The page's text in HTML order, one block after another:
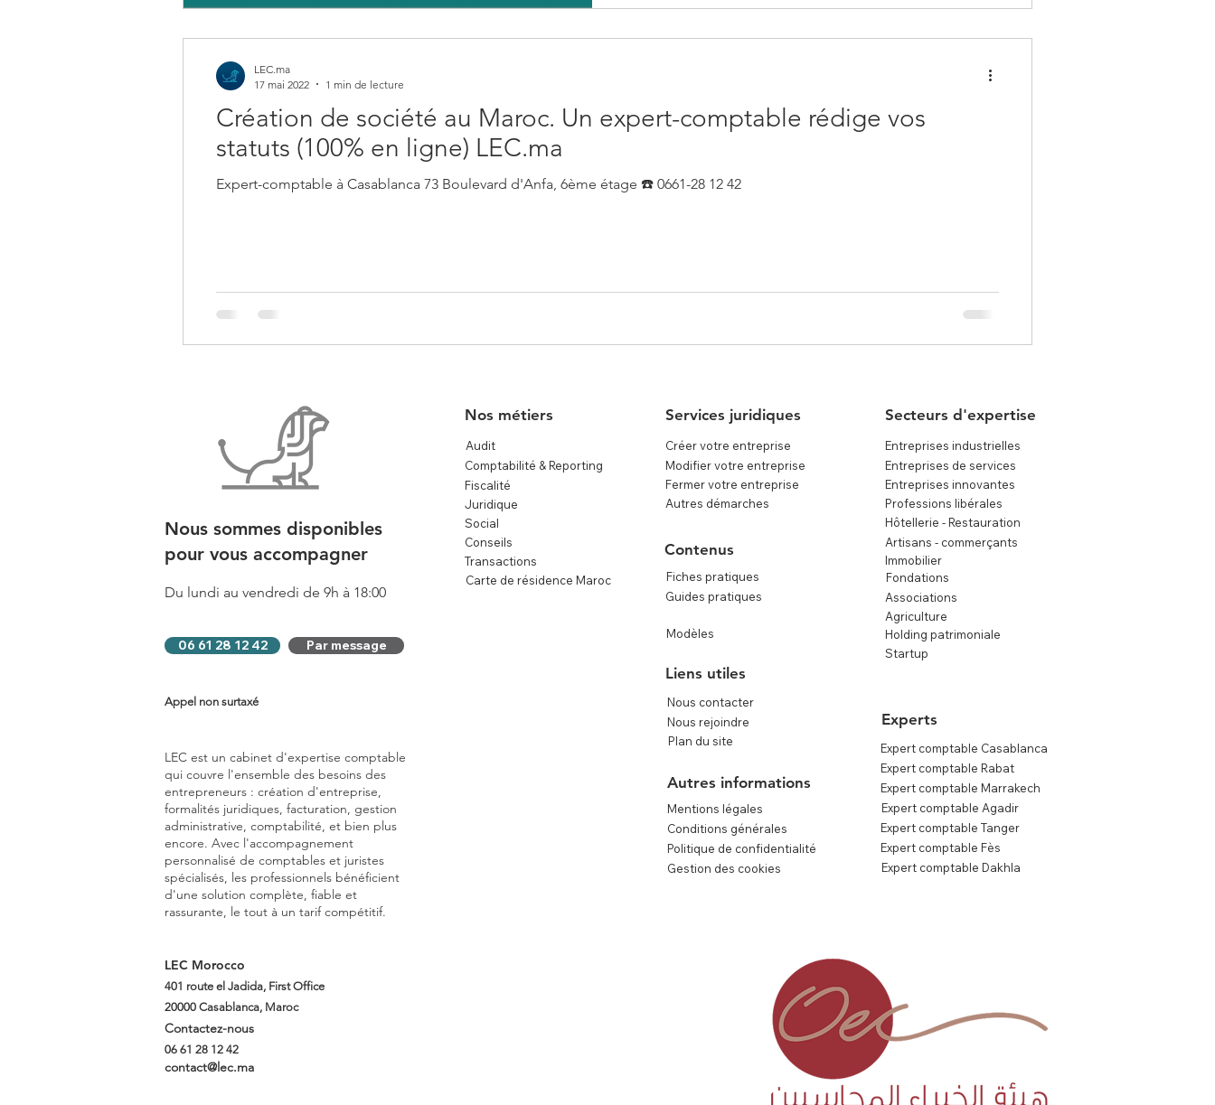
Création de société au Maroc. Un expert-comptable rédige vos
statuts (100% en ligne) LEC.ma
Expert-comptable à Casablanca 73 Boulevard d'Anfa, 6ème étage ☎️ 0661-28 12 42
LEC.ma
17 mai 2022
1 min de lecture
Nous sommes disponibles
pour vous accompagner
Du lundi au vendredi de 9h à 18:00
06 61 28 12 42 Par message
Appel non surtaxé
LEC est un cabinet d'expertise comptable
qui couvre l'ensemble des besoins des
entrepreneurs : création d'entreprise,
formalités juridiques, facturation, gestion
administrative, comptabilité, et bien plus
encore. Avec l'accompagnement
personnalisé de comptables et juristes
spécialisés, les professionnels bénéficient
d'une solution complète, fiable et
rassurante, le tout à un tarif compétitif.
Nos métiers
Audit
Comptabilité & Reporting
Fiscalité
Juridique
Social
Conseils
Transactions
Carte de résidence Maroc
Services juridiques
Créer votre entreprise
Modifier votre entreprise
Fermer votre entreprise
Autres démarches
Contenus
Fiches pratiques
Guides pratiques
Modèles
Liens utiles
Nous contacter
Nous rejoindre
Plan du site
Autres informations
Mentions légales
Conditions générales
Politique de confidentialité
Gestion des cookies
Secteurs d'expertise
Entreprises industrielles
Entreprises de services
Entreprises innovantes
Professions libérales
Hôtellerie - Restauration
Artisans - commerçants
Immobilier
Fondations
Associations
Agriculture
Holding patrimoniale
Startup
Experts
Expert comptable Casablanca
Expert comptable Rabat
Expert comptable Marrakech
Expert comptable Agadir
Expert comptable Tanger
Expert comptable Fès
Expert comptable Dakhla
LEC Morocco
401 route el Jadida, First Office
20000 Casablanca, Maroc
Contactez-nous
06 61 28 12 42
contact@lec.ma